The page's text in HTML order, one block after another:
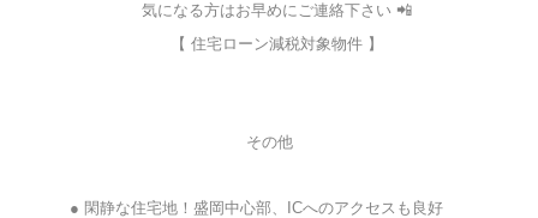
気になる方はお早めにご連絡下さい 📲
【 住宅ローン減税対象物件 】
その他
● 閑静な住宅地！盛岡中心部、ICへのアクセスも良好